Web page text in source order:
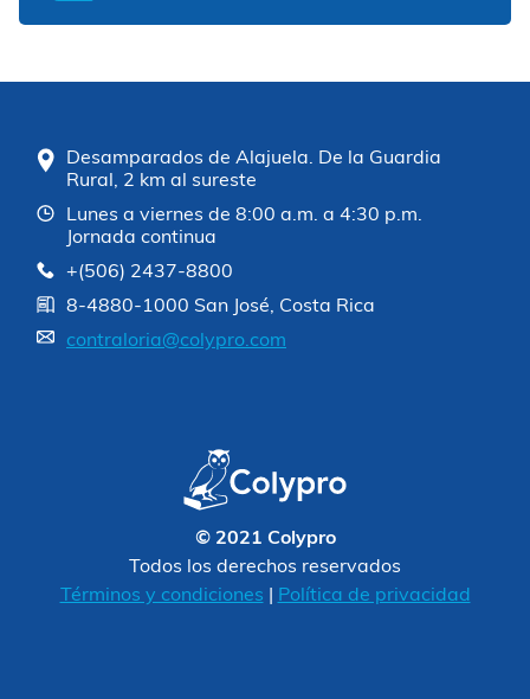
Desamparados de Alajuela. De la Guardia
Rural, 2 km al sureste
Lunes a viernes de 8:00 a.m. a 4:30 p.m.
Jornada continua
+(506) 2437-8800
8-4880-1000 San José, Costa Rica
contraloria@colypro.com
© 2021 Colypro
Todos los derechos reservados
Términos y condiciones
Política de privacidad